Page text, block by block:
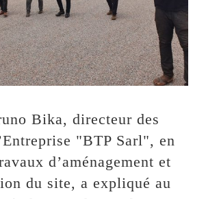
Bika, directeur des
"BTP Sarl", en
d’aménagement et
du site, a expliqué au